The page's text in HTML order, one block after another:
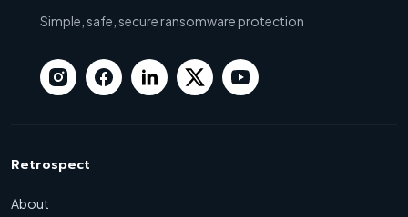
Simple, safe, secure ransomware protection
Retrospect
About